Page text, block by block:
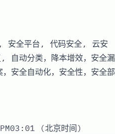
全平台, 代码安全, 云安
动分类，降本增效，安全漏
安全自动化，安全性，安全部
(北京时间)